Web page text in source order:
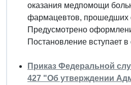
оказания медпомощи
фармацевтов, прошедших
Предусмотрено
Постановление вступает
Приказ Федеральной
427 "Об утверждении